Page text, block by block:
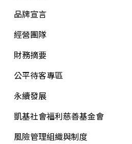
品牌宣言
經營團隊
財務摘要
公平待客專區
永續發展
凱基社會福利慈善基金會
風險管理組織與制度